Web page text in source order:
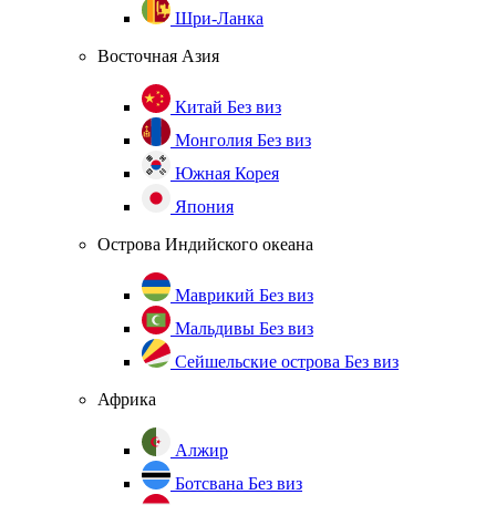
Шри-Ланка
Восточная Азия
Китай Без виз
Монголия Без виз
Южная Корея
Япония
Острова Индийского океана
Маврикий Без виз
Мальдивы Без виз
Сейшельские острова Без виз
Африка
Алжир
Ботсвана Без виз